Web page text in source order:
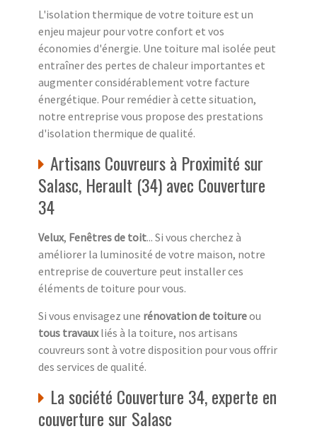
L'isolation thermique de votre toiture est un
enjeu majeur pour votre confort et vos
économies d'énergie. Une toiture mal isolée peut
entraîner des pertes de chaleur importantes et
augmenter considérablement votre facture
énergétique. Pour remédier à cette situation,
notre entreprise vous propose des prestations
d'isolation thermique de qualité.
Artisans Couvreurs à Proximité sur
Salasc, Herault (34) avec Couverture
34
Velux, Fenêtres de toit... Si vous cherchez à
améliorer la luminosité de votre maison, notre
entreprise de couverture peut installer ces
éléments de toiture pour vous.
Si vous envisagez une rénovation de toitureou
tous travauxliés à la toiture, nos artisans
couvreurs sont à votre disposition pour vous offrir
des services de qualité.
La société Couverture 34, experte en
couverture sur Salasc